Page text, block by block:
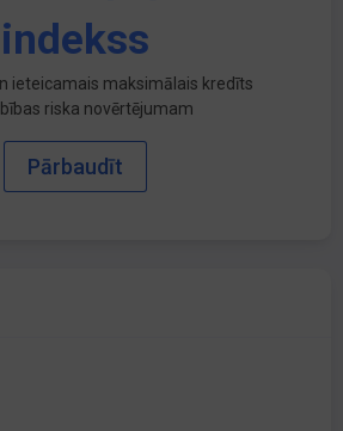
indekss
ieteicamais maksimālais kredīts
riska novērtējumam
Pārbaudīt